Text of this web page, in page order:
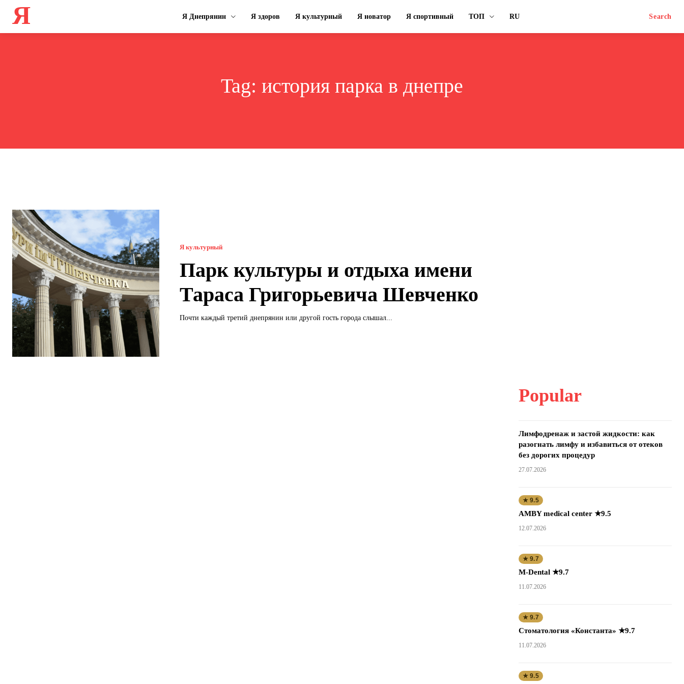
Я Я Днепрянин Я здоров Я культурный Я новатор Я спортивный ТОП RU Search
Tag: история парка в днепре
Я культурный
Парк культуры и отдыха имени
Тараса Григорьевича Шевченко
Почти каждый третий днепрянин или другой гость города слышал...
Popular
Лимфодренаж и застой жидкости: как
разогнать лимфу и избавиться от отеков
без дорогих процедур
27.07.2026
★ 9.5
AMBY medical center ★9.5
12.07.2026
★ 9.7
M-Dental ★9.7
11.07.2026
★ 9.7
Стоматология «Константа» ★9.7
11.07.2026
★ 9.5